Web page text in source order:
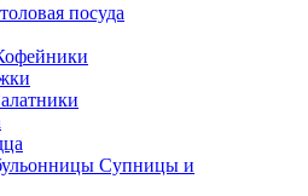
посуда
Супницы и